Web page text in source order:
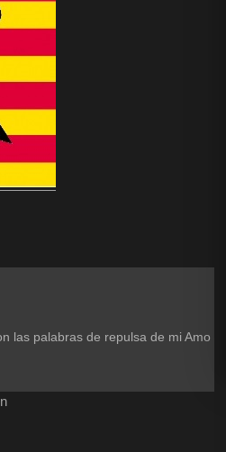
las palabras de repulsa de mi Amo